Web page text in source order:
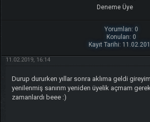
Deneme Üye
Yorumları: 0
Konuları: 0
Kayıt Tarihi:
11.02.2019, 16:14
Durup dururken yıllar sonra aklıma geldi
yenilenmiş sanırım yeniden üyelik açmam
zamanlardı beee :)